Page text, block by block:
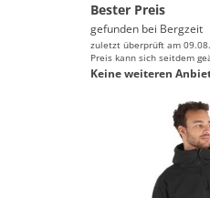
Bester Preis
gefunden bei Bergzeit
zuletzt überprüft am
Preis kann sich seitdem
Keine weiteren